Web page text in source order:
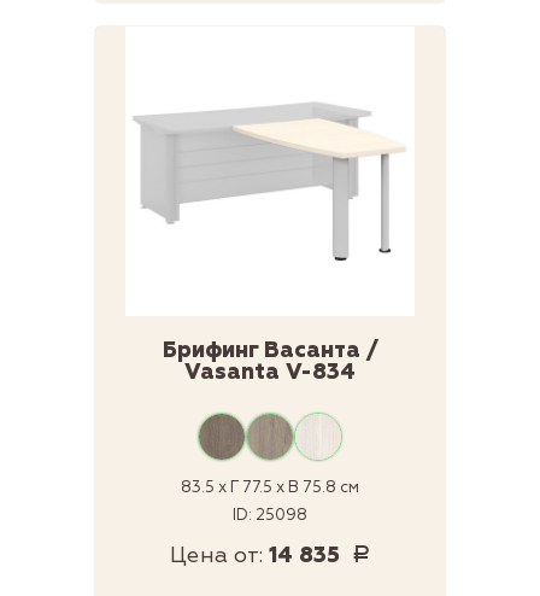
Брифинг Васанта /
Vasanta V-834
83.5 x Г 77.5 x В 75.8 см
ID: 25098
Цена от: 14 835 Р